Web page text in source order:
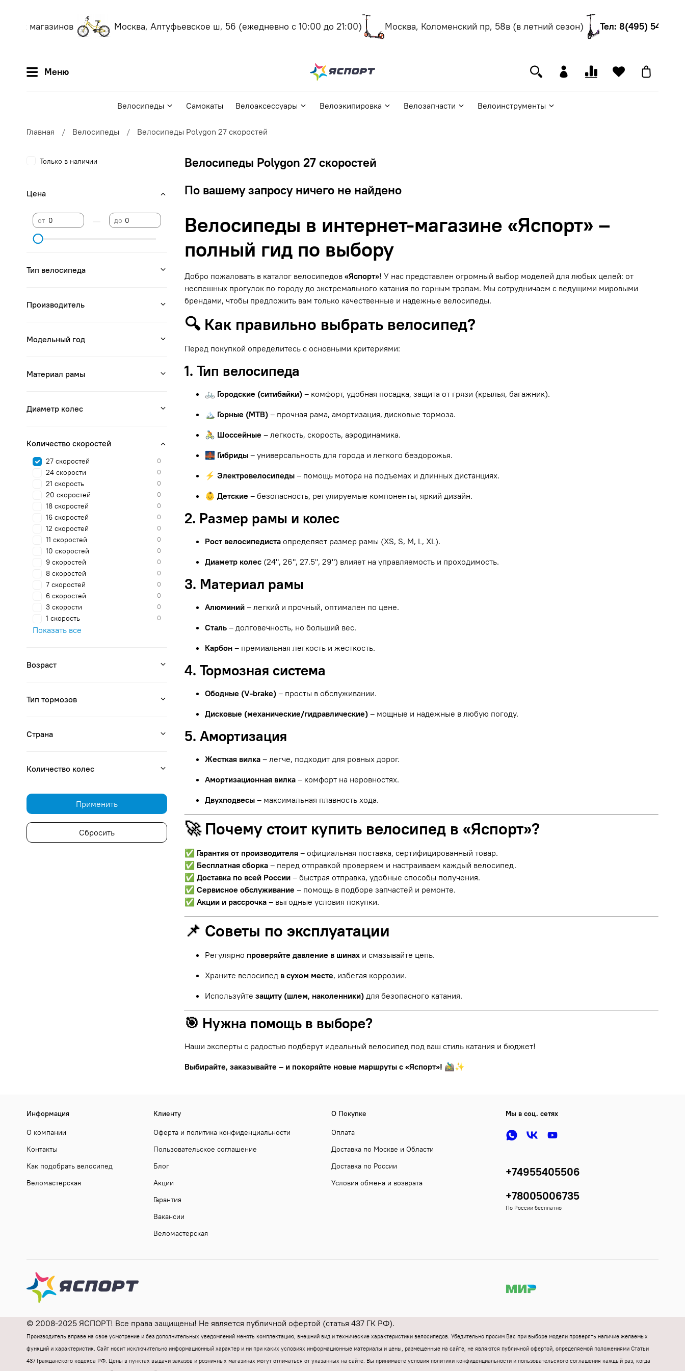
магазинов Москва, Алтуфьевское ш, 56(ежедневно с 10:00 до 21:00) Москва, Коломенский пр, 58в (в летний сезон) Тел: 8(495) 540-55-
Меню
Велосипеды Самокаты Велоаксессуары Велоэкипировка Велозапчасти Велоинструменты
Главная Велосипеды Велосипеды Polygon 27 скоростей
Велосипеды Polygon 27 скоростей
По вашему запросу ничего не найдено
Велосипеды в интернет-магазине «Яспорт» –
полный гид по выбору
Добро пожаловать в каталог велосипедов «Яспорт»! У нас представлен огромный выбор моделей для любых целей: от
неспешных прогулок по городу до экстремального катания по горным тропам. Мы сотрудничаем с ведущими мировыми
брендами, чтобы предложить вам только качественные и надежные велосипеды.
🔍 Как правильно выбрать велосипед?
Перед покупкой определитесь с основными критериями:
1. Тип велосипеда
🚲 Городские (ситибайки) – комфорт, удобная посадка, защита от грязи (крылья, багажник).
🏔 Горные (MTB) – прочная рама, амортизация, дисковые тормоза.
🚴 Шоссейные – легкость, скорость, аэродинамика.
🌉 Гибриды – универсальность для города и легкого бездорожья.
⚡ Электровелосипеды – помощь мотора на подъемах и длинных дистанциях.
👶 Детские – безопасность, регулируемые компоненты, яркий дизайн.
2. Размер рамы и колес
Рост велосипедиста определяет размер рамы (XS, S, M, L, XL).
Диаметр колес (24", 26", 27.5", 29") влияет на управляемость и проходимость.
3. Материал рамы
Алюминий – легкий и прочный, оптимален по цене.
Сталь – долговечность, но больший вес.
Карбон – премиальная легкость и жесткость.
4. Тормозная система
Ободные (V-brake) – просты в обслуживании.
Дисковые (механические/гидравлические) – мощные и надежные в любую погоду.
5. Амортизация
Жесткая вилка – легче, подходит для ровных дорог.
Амортизационная вилка – комфорт на неровностях.
Двухподвесы – максимальная плавность хода.
🚀 Почему стоит купить велосипед в «Яспорт»?
✅ Гарантия от производителя – официальная поставка, сертифицированный товар.
✅ Бесплатная сборка – перед отправкой проверяем и настраиваем каждый велосипед.
✅ Доставка по всей России – быстрая отправка, удобные способы получения.
✅ Сервисное обслуживание – помощь в подборе запчастей и ремонте.
✅ Акции и рассрочка – выгодные условия покупки.
📌 Советы по эксплуатации
Регулярно проверяйте давление в шинах и смазывайте цепь.
Храните велосипед в сухом месте, избегая коррозии.
Используйте защиту (шлем, наколенники) для безопасного катания.
🎯 Нужна помощь в выборе?
Наши эксперты с радостью подберут идеальный велосипед под ваш стиль катания и бюджет!
Выбирайте, заказывайте – и покоряйте новые маршруты с «Яспорт»! 🚵‍♂️✨
Только в наличии
Цена
от до
Тип велосипеда
Производитель
Модельный год
Материал рамы
Диаметр колес
Количество скоростей
27 скоростей 0
24 скорости 0
21 скорость 0
20 скоростей 0
18 скоростей 0
16 скоростей 0
12 скоростей 0
11 скоростей 0
10 скоростей 0
9 скоростей 0
8 скоростей 0
7 скоростей 0
6 скоростей 0
3 скорости 0
1 скорость 0
Показать все
Возраст
Тип тормозов
Страна
Количество колес
Применить
Сбросить
Информация
О компании
Контакты
Как подобрать велосипед
Веломастерская
Клиенту
Оферта и политика конфиденциальности
Пользовательское соглашение
Блог
Акции
Гарантия
Вакансии
Веломастерская
О Покупке
Оплата
Доставка по Москве и Области
Доставка по России
Условия обмена и возврата
Мы в соц. сетях
+74955405506
+78005006735
По России бесплатно
© 2008-2025 ЯСПОРТ! Все права защищены! Не является публичной офертой (статья 437 ГК РФ).
Производитель вправе на свое усмотрение и без дополнительных уведомлений менять комплектацию, внешний вид и технические характеристики велосипедов. Убедительно просим Вас при выборе модели проверять наличие желаемых
функций и характеристик. Cайт носит исключительно информационный характер и ни при каких условиях информационные материалы и цены, размещенные на сайте, не являются публичной офертой, определяемой положениями Статьи
437 Гражданского кодекса РФ. Цены в пунктах выдачи заказов и розничных магазинах могут отличаться от указанных на сайте. Вы принимаете условия политики конфиденциальности и пользовательского соглашения каждый раз, когда